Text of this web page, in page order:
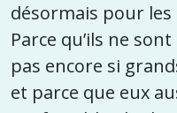
désormais pour
Parce qu’ils ne
pas encore si
et parce que eux